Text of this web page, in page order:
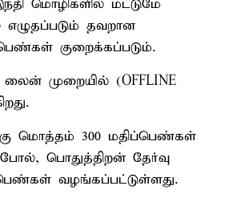
மொழிகளில் மட்டுமே
எழுதப்படும் தவறான
குறைக்கப்படும்.
முறையில் (OFFLINE
மொத்தம் 300 மதிப்பெண்கள்
பொதுத்திறன் தேர்வு
வழங்கப்பட்டுள்ளது.